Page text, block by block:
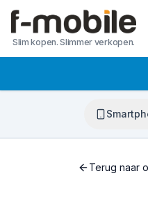
Slim kopen. Slimmer verkopen.
Terug naar